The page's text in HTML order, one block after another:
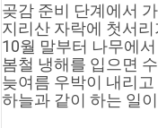
곶감 준비 단계에서
지리산 자락에 첫서
10월 말부터 나무에
봄철 냉해를 입으면
늦여름 우박이 내리
하늘과 같이 하는 일